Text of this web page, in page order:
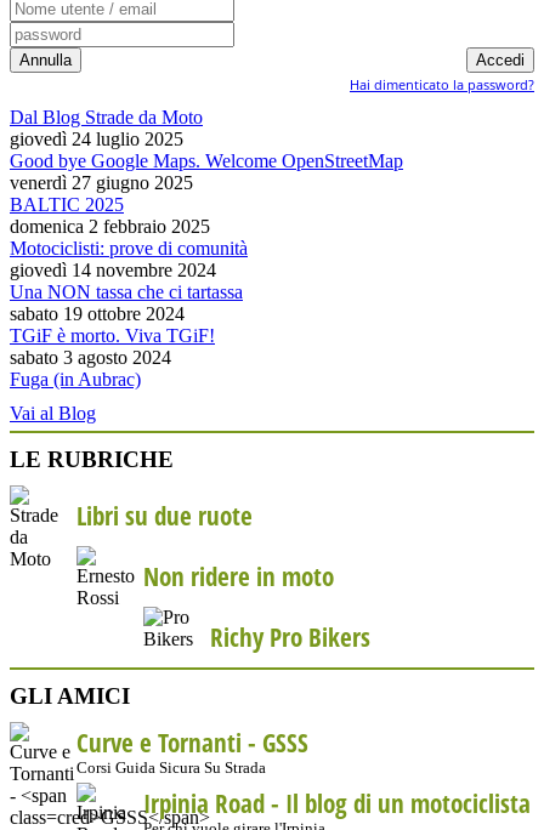
Hai dimenticato la password?
Dal Blog Strade da Moto
giovedì 24 luglio 2025
Good bye Google Maps. Welcome OpenStreetMap
venerdì 27 giugno 2025
BALTIC 2025
domenica 2 febbraio 2025
Motociclisti: prove di comunità
giovedì 14 novembre 2024
Una NON tassa che ci tartassa
sabato 19 ottobre 2024
TGiF è morto. Viva TGiF!
sabato 3 agosto 2024
Fuga (in Aubrac)
Vai al Blog
LE RUBRICHE
Libri su due ruote
Non ridere in moto
Richy Pro Bikers
GLI AMICI
Curve e Tornanti - GSSS
Corsi Guida Sicura Su Strada
Irpinia Road - Il blog di un motociclista